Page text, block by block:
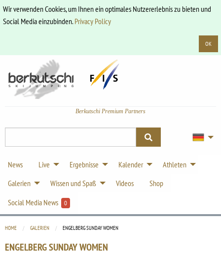
Wir verwenden Cookies, um Ihnen ein optimales Nutzererlebnis zu bieten und
Social Media einzubinden.Privacy Policy
OK
Berkutschi Premium Partners
News Live Ergebnisse Kalender
Athleten
Galerien
Wissen und Spaß Videos
Shop
Social Media News
0
HOME GALERIEN CURRENT:
ENGELBERG SUNDAY WOMEN
ENGELBERG SUNDAY WOMEN